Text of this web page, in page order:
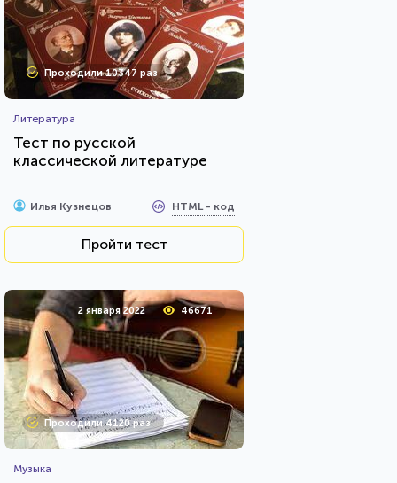
Проходили 10347 раз
Литература
Тест по русской
классической литературе
Илья Кузнецов HTML - код
Пройти тест
2 января 2022 46671
Проходили 4120 раз
Музыка